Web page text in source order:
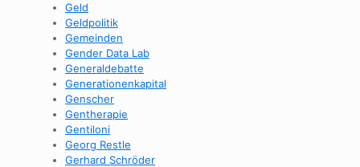
Geld
Geldpolitik
Gemeinden
Gender Data Lab
Generaldebatte
Generationenkapital
Genscher
Gentherapie
Gentiloni
Georg Restle
Gerhard Schröder